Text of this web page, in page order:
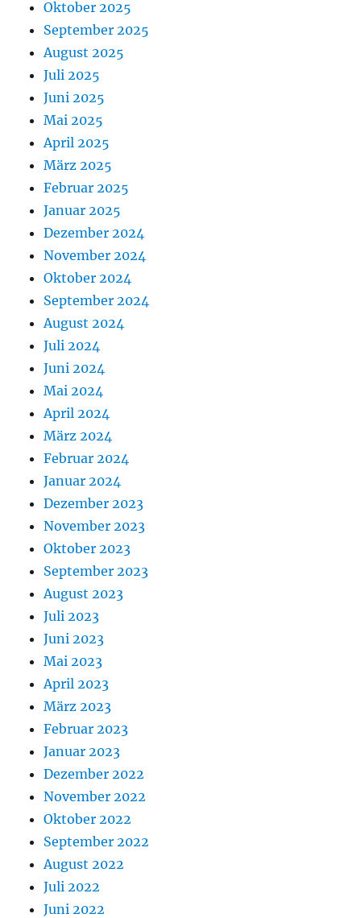
Oktober 2025
September 2025
August 2025
Juli 2025
Juni 2025
Mai 2025
April 2025
März 2025
Februar 2025
Januar 2025
Dezember 2024
November 2024
Oktober 2024
September 2024
August 2024
Juli 2024
Juni 2024
Mai 2024
April 2024
März 2024
Februar 2024
Januar 2024
Dezember 2023
November 2023
Oktober 2023
September 2023
August 2023
Juli 2023
Juni 2023
Mai 2023
April 2023
März 2023
Februar 2023
Januar 2023
Dezember 2022
November 2022
Oktober 2022
September 2022
August 2022
Juli 2022
Juni 2022